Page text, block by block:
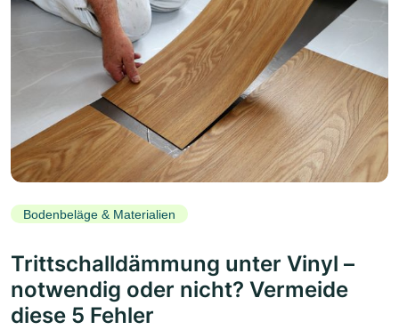
Bodenbeläge & Materialien
Trittschalldämmung unter Vinyl –
notwendig oder nicht? Vermeide
diese 5 Fehler